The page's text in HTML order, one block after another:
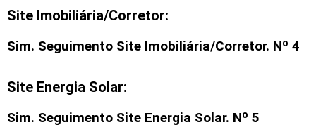
Site Imobiliária/Corretor:
Sim. Seguimento Site Imobiliária/Corretor. Nº 4
Site Energia Solar:
Sim. Seguimento Site Energia Solar. Nº 5